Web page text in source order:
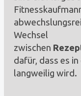
Wechsel
zwischen
dafür, dass es
langweilig wird.